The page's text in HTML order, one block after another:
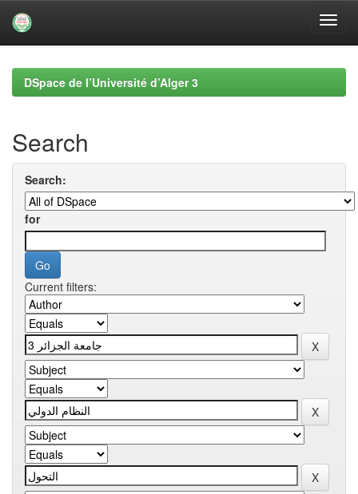
navigationDSpace de l’Université d’Alger 3
Search
Search:
for
Current filters: